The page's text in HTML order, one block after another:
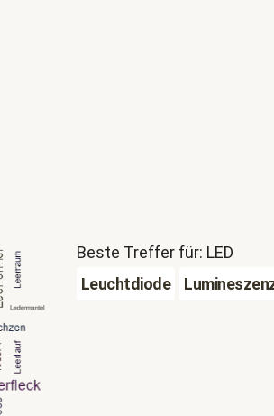
Beste Treffer für: LED
Leuchtdiode